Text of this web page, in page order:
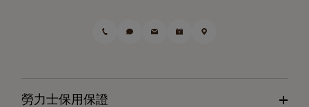
勞力士保用保證